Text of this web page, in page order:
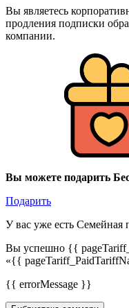
Вы являетесь
продления подписки
компании.
Вы можете подарить
Подарить
У вас уже есть Семейная
Вы успешно {{
«{{
{{ errorMessage }}